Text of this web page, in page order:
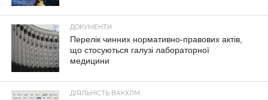
ДОКУМЕНТИ
Перелік чинних нормативно-правових актів,
що стосуються галузі лабораторної
медицини
ДІЯЛЬНІСТЬ ВАКХЛМ